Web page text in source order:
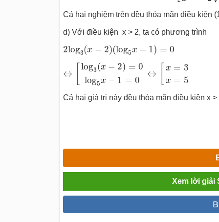
Cả hai nghiệm trên đều thỏa mãn điều kiện
d) Với điều kiện x > 2, ta có phương trình
2log3(x − 2)(log5x − 1) = 0
2log 3( 2)(log = 0
⇔
log3(x − 2) = 0
log5x − 1 = 0
⇔
x = 3
x = 5
log x =0 5 =0 x=
Cả hai giá trị này đều thỏa mãn điều kiện x >
Xem lời giải